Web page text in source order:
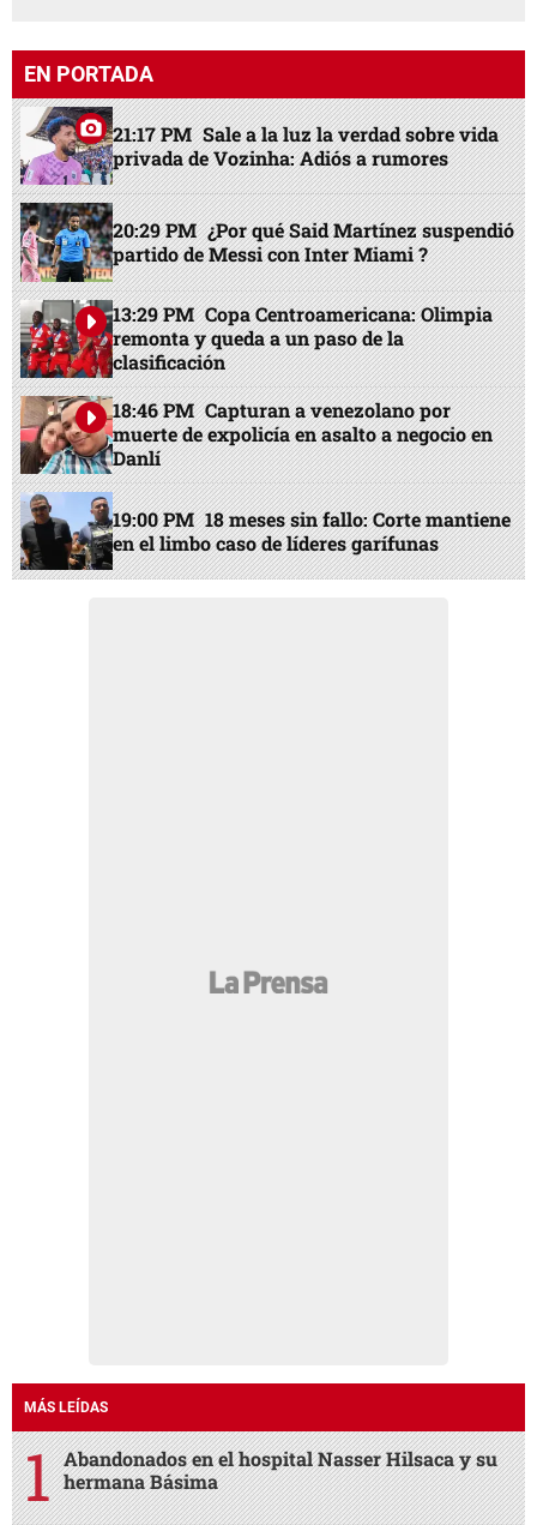
EN PORTADA
21:17 PM Sale a la luz la verdad sobre vida
privada de Vozinha: Adiós a rumores
20:29 PM ¿Por qué Said Martínez suspendió
partido de Messi con Inter Miami ?
13:29 PM Copa Centroamericana: Olimpia
remonta y queda a un paso de la
clasificación
18:46 PM Capturan a venezolano por
muerte de expolicía en asalto a negocio en
Danlí
19:00 PM 18 meses sin fallo: Corte mantiene
en el limbo caso de líderes garífunas
MÁS LEÍDAS
Abandonados en el hospital Nasser Hilsaca y su
hermana Básima